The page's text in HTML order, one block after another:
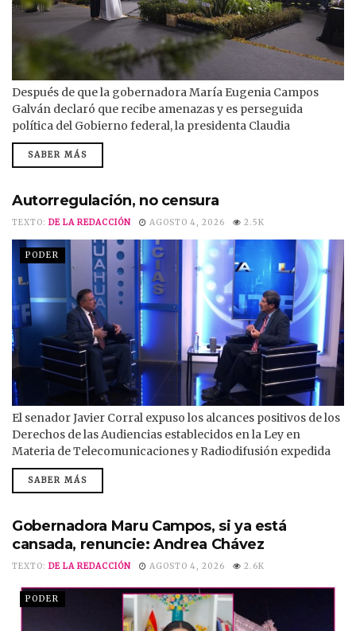
Después de que la gobernadora María Eugenia Campos
Galván declaró que recibe amenazas y es perseguida
política del Gobierno federal, la presidenta Claudia
Sheinbaum le respondió de manera contundente: “Hubo
una carpeta de investigación que se abrió derivado de la
operaciones. Y sigue esa carpeta por parte de la Fiscalía
(General de la República)”, dijo. “Pero...
SABER MÁS
Autorregulación, no censura
TEXTO: DE LA REDACCIÓN AGOSTO 4, 2026 2.5K
PODER
El senador Javier Corral expuso los alcances positivos de los
Derechos de las Audiencias establecidos en la Ley en
Materia de Telecomunicaciones y Radiodifusión expedida
en 2025 y que ahora enfrentan un embate por parte de los
grandes concesionarios privados y del PRIAN. En una
28, Corral desmintió las falsas narrativas que circulan a
partir de...
SABER MÁS
Gobernadora Maru Campos, si ya está
cansada, renuncie: Andrea Chávez
TEXTO: DE LA REDACCIÓN AGOSTO 4, 2026 2.6K
PODER